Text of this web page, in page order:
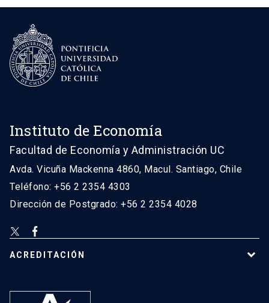
Instituto de Economía
Facultad de Economía y Administración UC
Avda. Vicuña Mackenna 4860, Macul. Santiago, Chile
Teléfono: +56 2 2354 4303
Dirección de Postgrado: +56 2 2354 4028
ACREDITACIÓN